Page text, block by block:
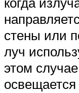
стены или
луч
этом
освещается